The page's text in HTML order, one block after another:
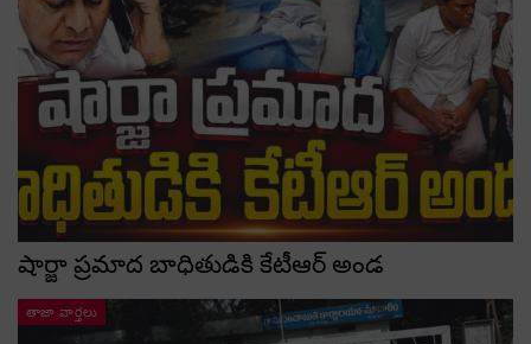
షార్జా ప్రమాద బాధితుడికి కేటీఆర్ అండ
తాజా వార్తలు